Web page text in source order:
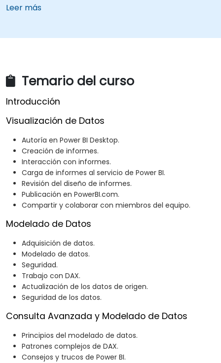
Leer más
Temario del curso
Introducción
Visualización de Datos
Autoría en Power BI Desktop.
Creación de informes.
Interacción con informes.
Carga de informes al servicio de Power BI.
Revisión del diseño de informes.
Publicación en PowerBI.com.
Compartir y colaborar con miembros del equipo.
Modelado de Datos
Adquisición de datos.
Modelado de datos.
Seguridad.
Trabajo con DAX.
Actualización de los datos de origen.
Seguridad de los datos.
Consulta Avanzada y Modelado de Datos
Principios del modelado de datos.
Patrones complejos de DAX.
Consejos y trucos de Power BI.